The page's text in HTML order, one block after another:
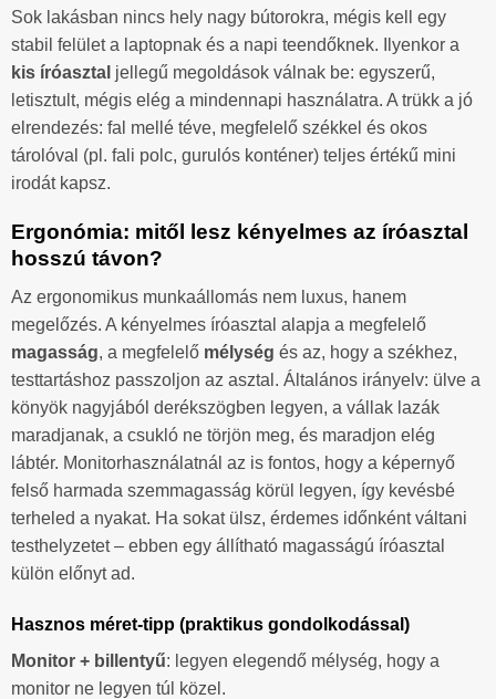
Sok lakásban nincs hely nagy bútorokra, mégis kell egy
stabil felület a laptopnak és a napi teendőknek. Ilyenkor a
kis íróasztal jellegű megoldások válnak be: egyszerű,
letisztult, mégis elég a mindennapi használatra. A trükk a jó
elrendezés: fal mellé téve, megfelelő székkel és okos
tárolóval (pl. fali polc, gurulós konténer) teljes értékű mini
irodát kapsz.
Ergonómia: mitől lesz kényelmes az íróasztal
hosszú távon?
Az ergonomikus munkaállomás nem luxus, hanem
megelőzés. A kényelmes íróasztal alapja a megfelelő
magasság, a megfelelő mélység és az, hogy a székhez,
testtartáshoz passzoljon az asztal. Általános irányelv: ülve a
könyök nagyjából derékszögben legyen, a vállak lazák
maradjanak, a csukló ne törjön meg, és maradjon elég
lábtér. Monitorhasználatnál az is fontos, hogy a képernyő
felső harmada szemmagasság körül legyen, így kevésbé
terheled a nyakat. Ha sokat ülsz, érdemes időnként váltani
testhelyzetet – ebben egy állítható magasságú íróasztal
külön előnyt ad.
Hasznos méret-tipp (praktikus gondolkodással)
Monitor + billentyű: legyen elegendő mélység, hogy a
monitor ne legyen túl közel.